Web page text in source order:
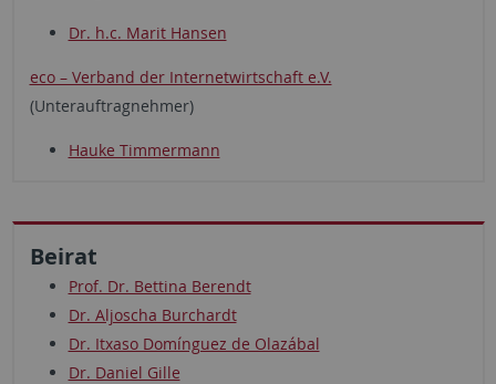
Dr. h.c. Marit Hansen
eco – Verband der Internetwirtschaft e.V.
(Unterauftragnehmer)
Hauke Timmermann
Beirat
Prof. Dr. Bettina Berendt
Dr. Aljoscha Burchardt
Dr. Itxaso Domínguez de Olazábal
Dr. Daniel Gille